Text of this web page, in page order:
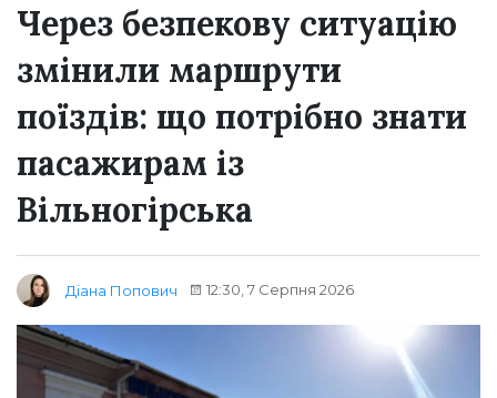
Через безпекову ситуацію
змінили маршрути
поїздів: що потрібно знати
пасажирам із
Вільногірська
Діана Попович 12:30, 7 Серпня 2026